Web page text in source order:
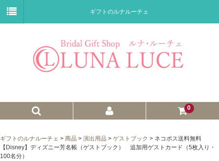
ギフトのルナルーチェ
0
プチギフト
ギフトのルナルーチェ > 商品 > 演出用品 > ゲストブック > ネコポス送料無料
【Disney】ディズニー芳名帳（ゲストブック） 追加用ゲストカード（5枚入り・
100名分）